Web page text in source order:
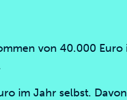
von 40.000 Euro
im Jahr selbst.